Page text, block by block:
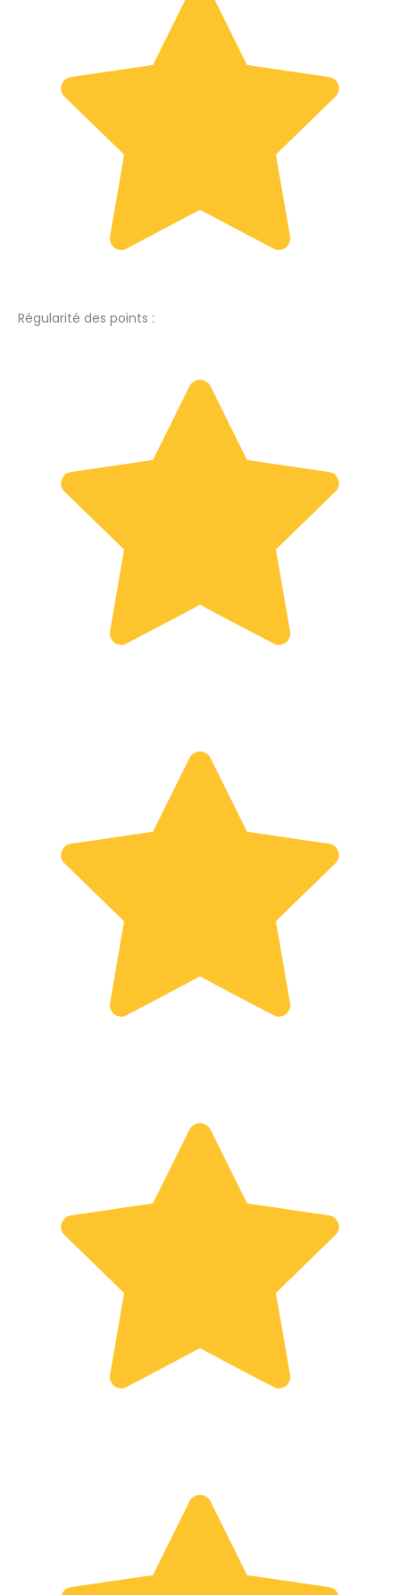
Régularité des points :